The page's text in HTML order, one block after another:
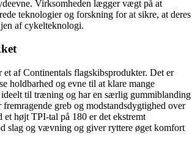
Virksomheden lægger vægt på at
teknologier og forskning for at sikre, at deres
af cykelteknologi.
af Continentals flagskibsprodukter. Det er
holdbarhed og evne til at klare mange
til træning og har en særlig gummiblanding
fremragende greb og modstandsdygtighed over
højt TPI-tal på 180 er det ekstremt
slag og vævning og giver ryttere øget komfort